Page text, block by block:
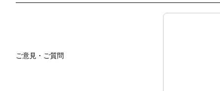
ご意見・ご質問